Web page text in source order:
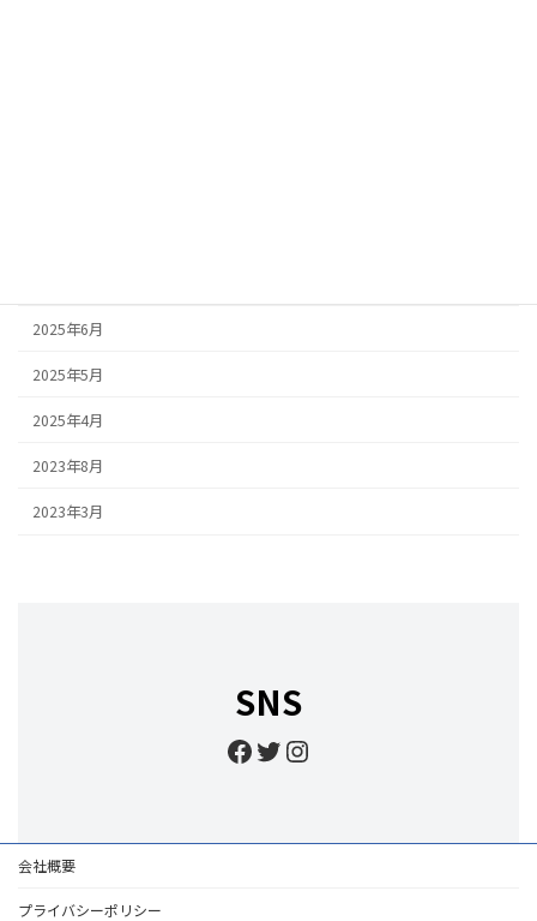
2025年6月
2025年5月
2025年4月
2023年8月
2023年3月
SNS
Facebook
Twitter
Instagram
会社概要
プライバシーポリシー